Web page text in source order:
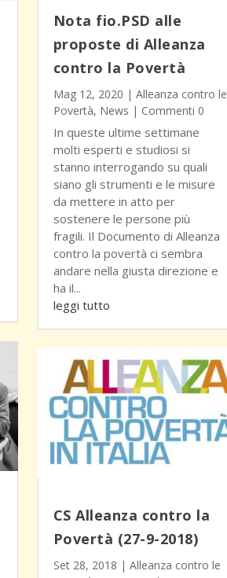
Nota fio.PSD alle
proposte di Alleanza
contro la Povertà
Mag 12, 2020 | Alleanza contro le
Povertà, News | Commenti 0
In queste ultime settimane
molti esperti e studiosi si
stanno interrogando su quali
siano gli strumenti e le misure
da mettere in atto per
sostenere le persone più
fragili. Il Documento di Alleanza
contro la povertà ci sembra
andare nella giusta direzione e
ha il...
leggi tutto
CS Alleanza contro la
Povertà (27-9-2018)
Set 28, 2018 | Alleanza contro le